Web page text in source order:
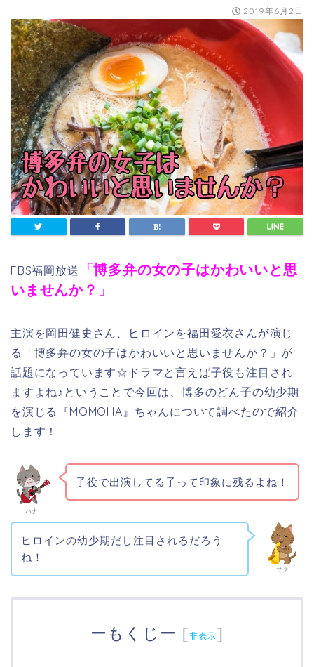
2019年6月2日
FBS福岡放送
「博多弁の女の子はかわいいと思
いませんか？」
主演を岡田健史さん、ヒロインを福田愛衣さんが演じ
る「博多弁の女の子はかわいいと思いませんか？」が
話題になっています☆ドラマと言えば子役も注目され
ますよね♪ということで今回は、博多のどん子の幼少期
を演じる『MOMOHA』ちゃんについて調べたので紹介
します！
ハナ
子役で出演してる子って印象に残るよね！
サク
ヒロインの幼少期だし注目されるだろう
ね！
ーもくじー [非表示]